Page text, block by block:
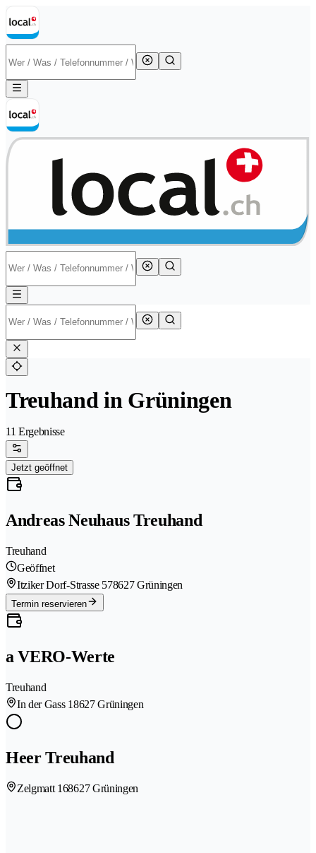
Treuhand in Grüningen
11 Ergebnisse
Jetzt geöffnet
Andreas Neuhaus Treuhand
Treuhand
Geöffnet
Itziker Dorf-Strasse 578627 Grüningen
Termin reservieren
a VERO-Werte
Treuhand
In der Gass 18627 Grüningen
Heer Treuhand
Zelgmatt 168627 Grüningen